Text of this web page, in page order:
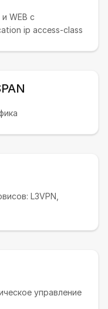
WEB с
ip access-class
L3VPN,
управление